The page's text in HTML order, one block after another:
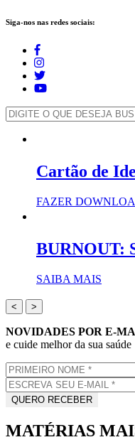
Siga-nos nas redes sociais:
Cartão de
FAZER
BURNOUT:
SAIBA MAIS
< >
NOVIDADES POR E-
e cuide melhor da sua saúde
MATÉRIAS